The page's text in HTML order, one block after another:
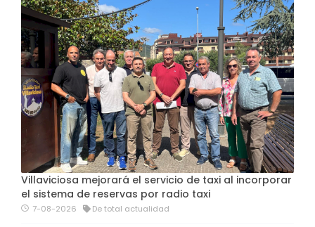
Villaviciosa mejorará el servicio de taxi al incorporar
el sistema de reservas por radio taxi
7-08-2026 De total actualidad